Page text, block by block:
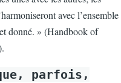
avec l’ensemble
donné. » (Handbook of
parfois,